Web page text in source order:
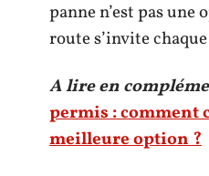
panne n’est pas une
route s’invite
A lire en
permis : comment
meilleure option ?